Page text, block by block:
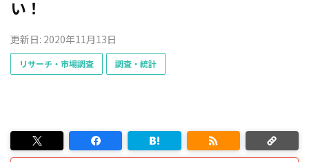
い！
更新日: 2020年11月13日
リサーチ・市場調査 調査・統計